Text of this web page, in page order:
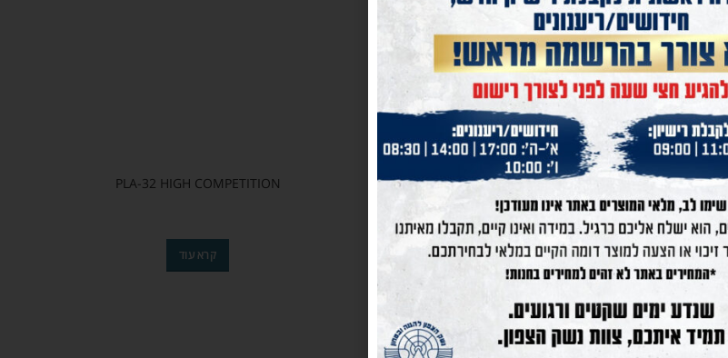
CLASISCO-32
קרא עוד
PLA-32 HIGH COMPETITION
קרא עוד